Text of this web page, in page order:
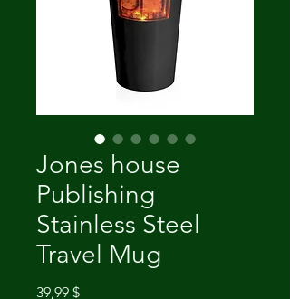
Jones house
Publishing
Stainless Steel
Travel Mug
39,99 $Hinta